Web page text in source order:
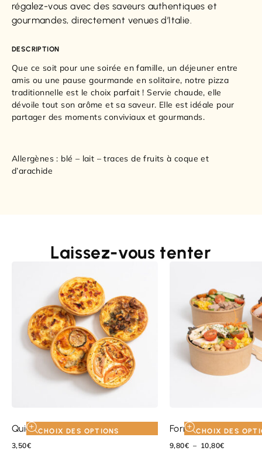
régalez-vous avec des saveurs authentiques et
gourmandes, directement venues d’Italie.
DESCRIPTION
Que ce soit pour une soirée en famille, un déjeuner entre
amis ou une pause gourmande en solitaire, notre pizza
traditionnelle est le choix parfait ! Servie chaude, elle
dévoile tout son arôme et sa saveur. Elle est idéale pour
partager des moments conviviaux et gourmands.
Allergènes : blé – lait – traces de fruits à coque et
d’arachide
Laissez-vous tenter
Quiche
3,50€
CHOIX DES OPTIONS Formule Salade
9,80€ – 10,80€
CHOIX DES